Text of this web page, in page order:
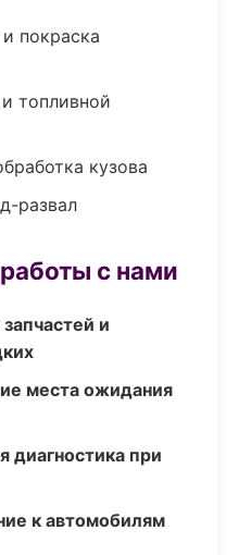
покраска
топливной
кузова
развал
с нами
и
места ожидания
диагностика при
к автомобилям